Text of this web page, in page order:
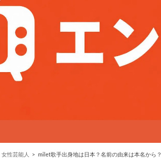
女性芸能人 milet歌手出身地は日本？名前の由来は本名から？